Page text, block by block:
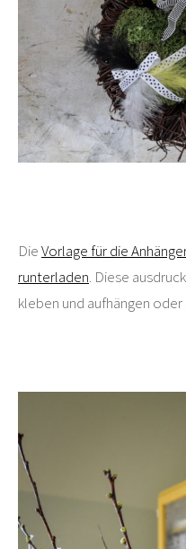
DieVorlage für die
runterladen. Diese
kleben und aufhängen